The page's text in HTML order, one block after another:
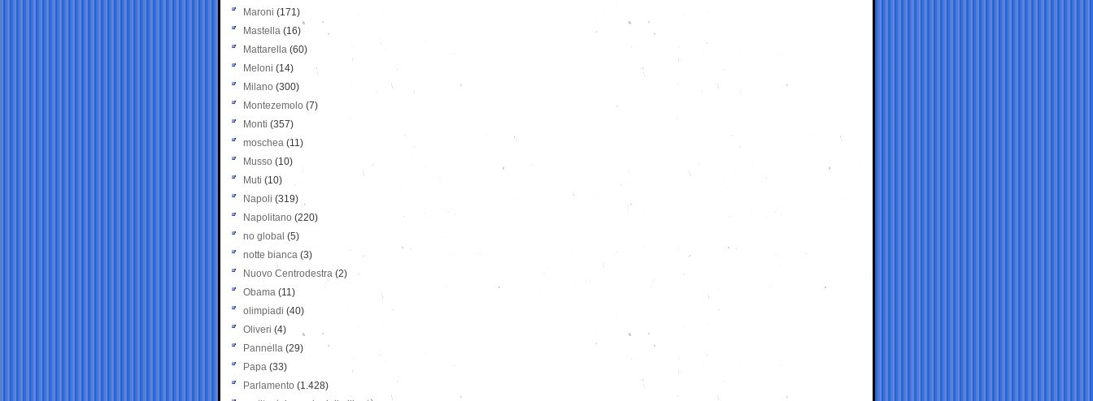
Maroni (171)
Mastella (16)
Mattarella (60)
Meloni (14)
Milano (300)
Montezemolo (7)
Monti (357)
moschea (11)
Musso (10)
Muti (10)
Napoli (319)
Napolitano (220)
no global (5)
notte bianca (3)
Nuovo Centrodestra (2)
Obama (11)
olimpiadi (40)
Oliveri (4)
Pannella (29)
Papa (33)
Parlamento (1.428)